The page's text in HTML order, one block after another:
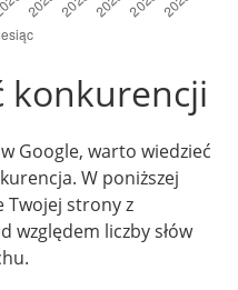
konkurencji
Google, warto wiedzieć
W poniższej
Twojej strony z
liczby słów